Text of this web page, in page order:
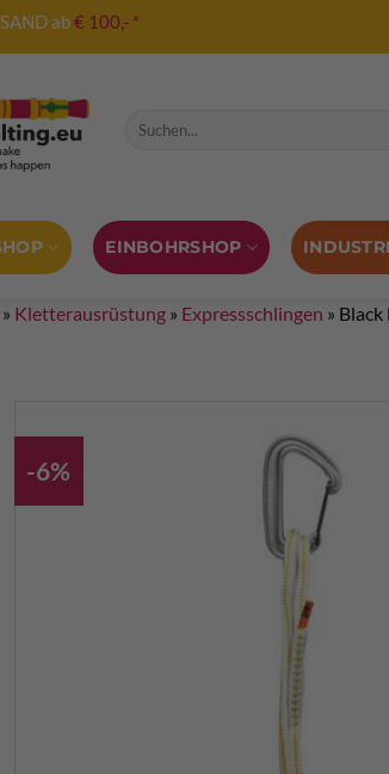
ab€ 100,- *
Suche nach:
EINBOHRSHOP
» Kletterausrüstung » Expressschlingen »
-6%